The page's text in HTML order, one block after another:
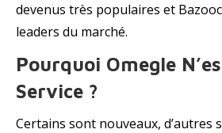
devenus très populaires et
leaders du marché.
Pourquoi Omegle
Service ?
Certains sont nouveaux, d’autres